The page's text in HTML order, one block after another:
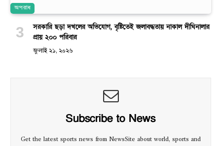
অপরাধ
সরকারি ছড়া দখলের অভিযোগ, বৃষ্টিতেই জলাবদ্ধতায় নাকাল দীঘিনালার
প্রায় ২০০ পরিবার
জুলাই ২১, ২০২৬
Subscribe to News
Get the latest sports news from NewsSite about world, sports and